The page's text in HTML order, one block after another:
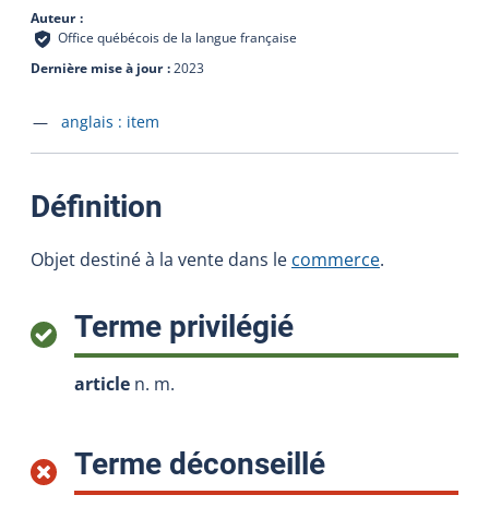
Auteur
Office québécois de la langue française
Dernière mise à jour 2023
Accéder à la fiche en
anglais : item
Définition
Objet destiné à la vente dans le commerce.
Terme privilégié:
article n. m.
Terme déconseillé: